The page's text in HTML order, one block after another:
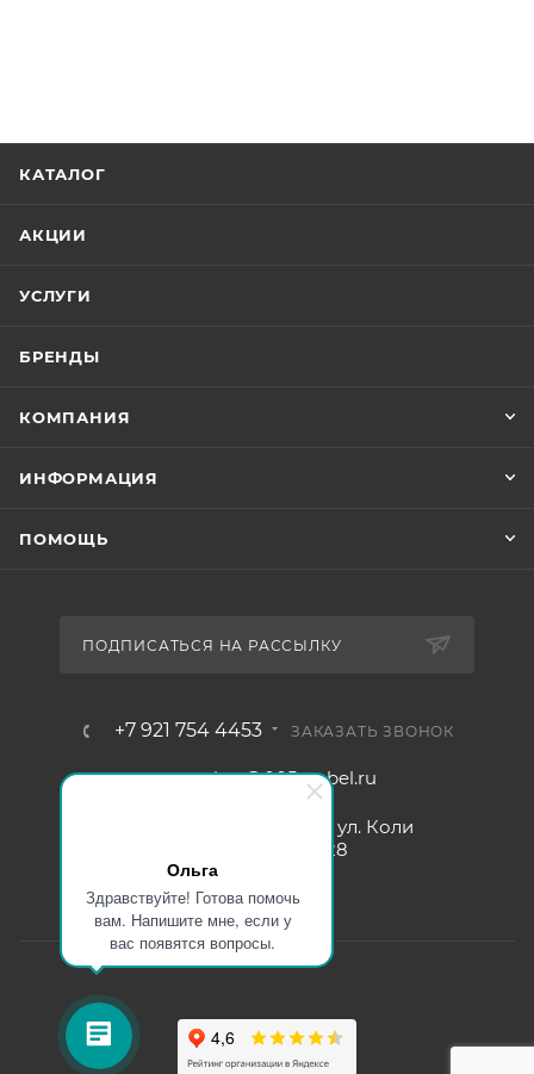
Ольга
Здравствуйте! Готова помочь
вам. Напишите мне, если у
вас появятся вопросы.
КАТАЛОГ
АКЦИИ
УСЛУГИ
БРЕНДЫ
КОМПАНИЯ
ИНФОРМАЦИЯ
ПОМОЩЬ
ПОДПИСАТЬСЯ НА РАССЫЛКУ
+7 921 754 4453 ЗАКАЗАТЬ ЗВОНОК
zakaz@005mebel.ru
г. Санкт-Петербург, ул. Коли
Томчака д. 28